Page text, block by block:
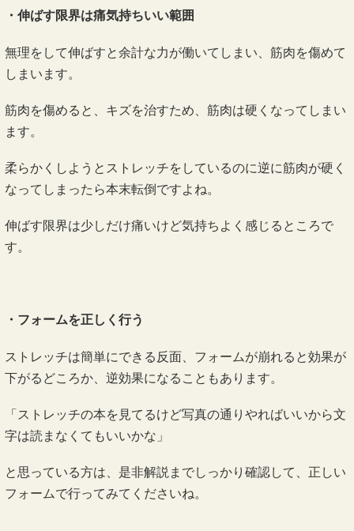
・伸ばす限界は痛気持ちいい範囲
無理をして伸ばすと余計な力が働いてしまい、筋肉を傷めて
しまいます。
筋肉を傷めると、キズを治すため、筋肉は硬くなってしまい
ます。
柔らかくしようとストレッチをしているのに逆に筋肉が硬く
なってしまったら本末転倒ですよね。
伸ばす限界は少しだけ痛いけど気持ちよく感じるところで
す。
・フォームを正しく行う
ストレッチは簡単にできる反面、フォームが崩れると効果が
下がるどころか、逆効果になることもあります。
「ストレッチの本を見てるけど写真の通りやればいいから文
字は読まなくてもいいかな」
と思っている方は、是非解説までしっかり確認して、正しい
フォームで行ってみてくださいね。